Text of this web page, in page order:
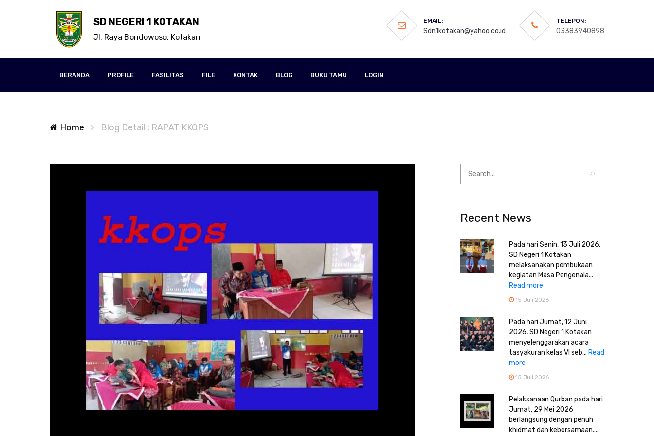
SD NEGERI 1 KOTAKAN
Jl. Raya Bondowoso, Kotakan
EMAIL:
Sdn1kotakan@yahoo.co.id
TELEPON:
03383940898
BERANDA PROFILE FASILITAS FILE KONTAK BLOG BUKU TAMU LOGIN
Home Blog Detail : RAPAT KKOPS
Recent News
Pada hari Senin, 13 Juli 2026,
SD Negeri 1 Kotakan
melaksanakan pembukaan
kegiatan Masa Pengenala...
Read more
15 Juli 2026
Pada hari Jumat, 12 Juni
2026, SD Negeri 1 Kotakan
menyelenggarakan acara
tasyakuran kelas VI seb... Read
more
15 Juli 2026
Pelaksanaan Qurban pada hari
Jumat, 29 Mei 2026
berlangsung dengan penuh
khidmat dan kebersamaan....